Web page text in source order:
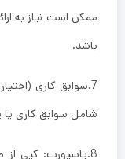
ممکن است نیاز به
باشد.
7.سوابق کاری
شامل سوابق کاری یا